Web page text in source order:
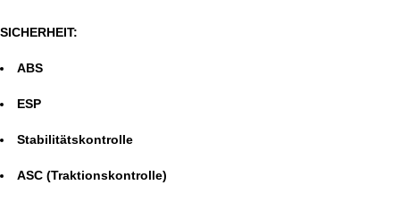
SICHERHEIT:
ABS
ESP
Stabilitätskontrolle
ASC (Traktionskontrolle)